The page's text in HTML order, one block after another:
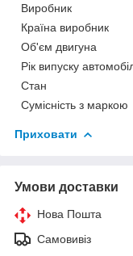
Виробник
Країна виробник
Об'єм двигуна
Рік випуску
Стан
Сумісність з маркою
Приховати
Умови доставки
Нова Пошта
Самовивіз